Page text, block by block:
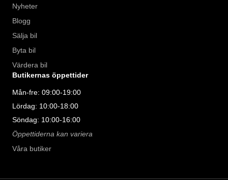
Nyheter
Blogg
Sälja bil
Byta bil
Värdera bil
Butikernas öppettider
Mån-fre: 09:00-19:00
Lördag: 10:00-18:00
Söndag: 10:00-16:00
Öppettiderna kan variera
Våra butiker